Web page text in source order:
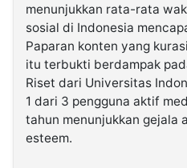
menunjukkan rata-rata
sosial di Indonesia
Paparan konten yang
itu terbukti berdampak
Riset dari Universitas
1 dari 3 pengguna aktif
tahun menunjukkan gejala
esteem.